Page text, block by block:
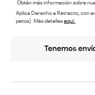
Obtén más información sobre
Aplica Derecho a Retracto, con
petos). Más detallesaquí..
Tenemos